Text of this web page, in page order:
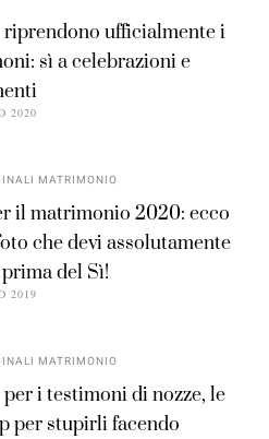
riprendono ufficialmente i
sì a celebrazioni e
2020
MATRIMONIO
il matrimonio 2020: ecco
che devi assolutamente
del Sì!
2019
MATRIMONIO
per i testimoni di nozze, le
per stupirli facendo